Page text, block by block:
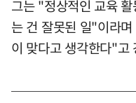
그는 "정상적인 교육
는 건 잘못된 일"이라
이 맞다고 생각한다"고